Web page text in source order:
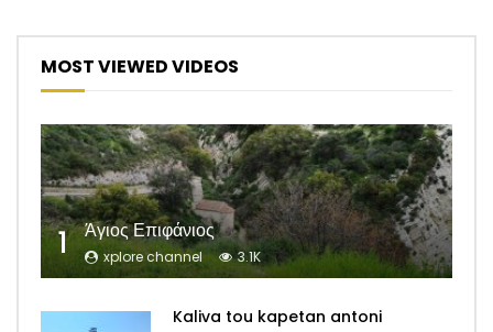
MOST VIEWED VIDEOS
1 Άγιος Επιφάνιος
xplore channel 3.1K
Kaliva tou kapetan antoni